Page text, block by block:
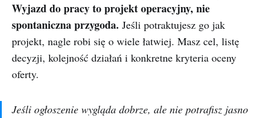
Wyjazd do pracy to projekt operacyjny, nie
spontaniczna przygoda. Jeśli potraktujesz go jak
projekt, nagle robi się o wiele łatwiej. Masz cel, listę
decyzji, kolejność działań i konkretne kryteria oceny
oferty.
Jeśli ogłoszenie wygląda dobrze, ale nie potrafisz jasno